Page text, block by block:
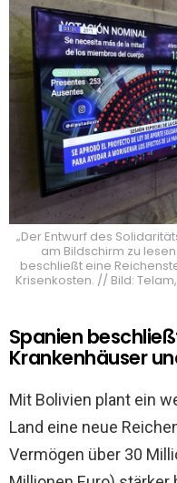
„Der Entwurf des
am Bildschirm zu
beschließt eine
Krisenkosten. // Bild:
Spanien
Krankenhäuser
Mit Bolivien plant ein
Land eine neue
Vermögen über 30